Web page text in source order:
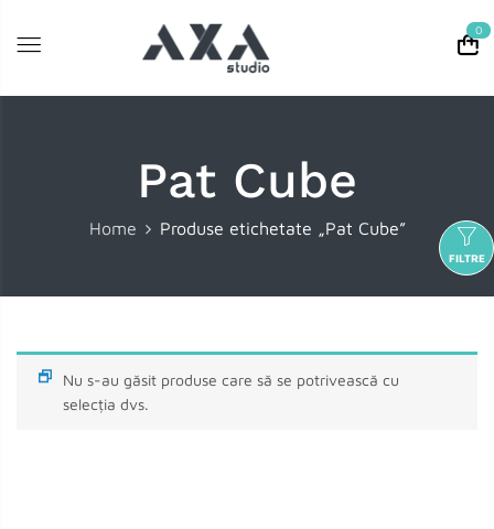
0
Pat Cube
Home Produse etichetate „Pat Cube”
Nu s-au găsit produse care să se potrivească cu
selecția dvs.
FILTRE